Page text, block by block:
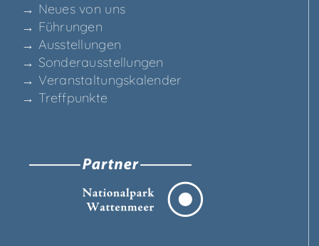
→ Neu­es von uns
→ Füh­run­gen
→ Aus­stel­lun­gen
→ Son­der­aus­stel­lun­gen
→ Ver­an­stal­tungs­ka­len­der
→ Treff­punk­te